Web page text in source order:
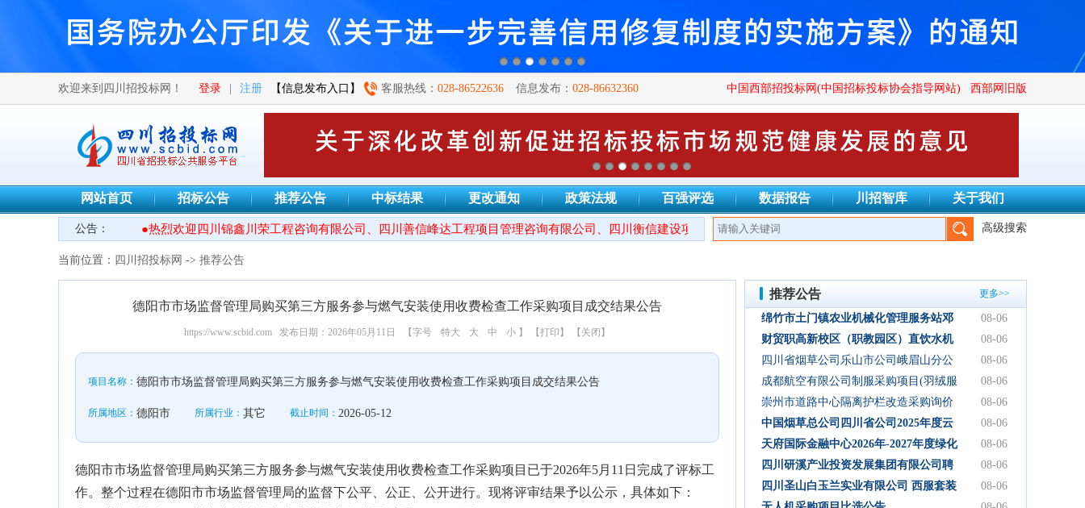
欢迎来到四川招投标网！ 登录 注册 【信息发布入口】 客服热线： 028-86522636 信息发布： 028-86632360 中国西部招投标网(中国招标投标协会指导网站) 西部网旧版
网站首页 招标公告 推荐公告 中标结果 更改通知 政策法规 百强评选 数据报告 川招智库 关于我们
公告： ●热烈欢迎四川锦鑫川荣工程咨询有限公司、四川善信峰达工程项目管理咨询有限公司、四川衡信建设项目管理有限公司、四川正汇恒招标代理有限公司、四川创致瑞兴工程项
高级搜索
当前位置： 四川招投标网 -> 推荐公告
德阳市市场监督管理局购买第三方服务参与燃气安装使用收费检查工作采购项目成交结果公告
https://www.scbid.com 发布日期：2026年05月11日 【字号 特大 大 中 小 】 【打印】 【关闭】
项目名称： 德阳市市场监督管理局购买第三方服务参与燃气安装使用收费检查工作采购项目成交结果公告
所属地区： 德阳市 所属行业： 其它 截止时间： 2026-05-12
德阳市市场监督管理局购买第三方服务参与燃气安装使用收费检查工作采购项目已于2026年5月11日完成了评标工
作。整个过程在德阳市市场监督管理局的监督下公平、公正、公开进行。现将评审结果予以公示，具体如下：
推荐公告 更多>>
绵竹市土门镇农业机械化管理服务站邓
林加油站双层管线隐患整改项目结果公
示
08-06
财贸职高新校区（职教园区）直饮水机
设备采购项目采购公告
08-06
四川省烟草公司乐山市公司峨眉山分公
司2026年-2027年食堂食材购买服务-询比
采购公告
08-06
成都航空有限公司制服采购项目(羽绒服
类)成交结果公告
08-06
崇州市道路中心隔离护栏改造采购询价
通知
08-06
中国烟草总公司四川省公司2025年度云
平台扩容项目（第三次） 中标候选人公
示
08-06
天府国际金融中心2026年-2027年度绿化
养护服务采购项目比选公告
08-06
四川研溪产业投资发展集团有限公司聘
请第三方服务机构开展贸易业务票据、
国内信用证结算服务结果公告
08-06
四川圣山白玉兰实业有限公司 西服套装
08-06